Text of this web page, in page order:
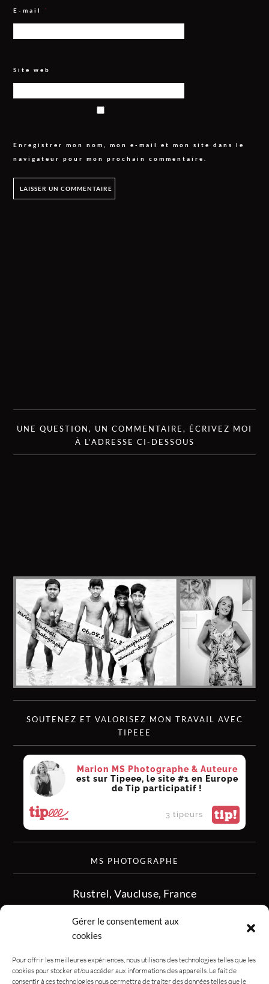
Gérer le consentement aux
cookies
Pour offrir les meilleures expériences, nous utilisons des technologies telles que les
cookies pour stocker et/ou accéder aux informations des appareils. Le fait de
consentir à ces technologies nous permettra de traiter des données telles que le
E-mail *
Site web
Enregistrer mon nom, mon e-mail et mon site dans le
navigateur pour mon prochain commentaire.
UNE QUESTION, UN COMMENTAIRE, ÉCRIVEZ MOI
À L’ADRESSE CI-DESSOUS
SOUTENEZ ET VALORISEZ MON TRAVAIL AVEC
TIPEEE
Marion MS Photographe & Auteure
est sur Tipeee, le site #1 en Europe
de Tip participatif !
3 tipeurs tip!
MS PHOTOGRAPHE
Rustrel, Vaucluse, France
06.08.50.16.28
contact.msphotographe (at) gmail.com